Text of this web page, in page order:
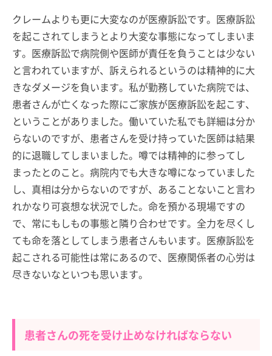
クレームよりも更に大変なのが医療訴訟です。医療訴訟
を起こされてしまうとより大変な事態になってしまいま
す。医療訴訟で病院側や医師が責任を負うことは少ない
と言われていますが、訴えられるというのは精神的に大
きなダメージを負います。私が勤務していた病院では、
患者さんが亡くなった際にご家族が医療訴訟を起こす、
ということがありました。働いていた私でも詳細は分か
らないのですが、患者さんを受け持っていた医師は結果
的に退職してしまいました。噂では精神的に参ってし
まったとのこと。病院内でも大きな噂になっていました
し、真相は分からないのですが、あることないこと言わ
れかなり可哀想な状況でした。命を預かる現場ですの
で、常にもしもの事態と隣り合わせです。全力を尽くし
ても命を落としてしまう患者さんもいます。医療訴訟を
起こされる可能性は常にあるので、医療関係者の心労は
尽きないなといつも思います。
患者さんの死を受け止めなければならない